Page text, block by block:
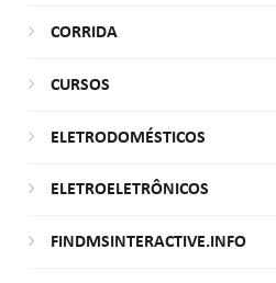
CORRIDA
CURSOS
ELETRODOMÉSTICOS
ELETROELETRÔNICOS
FINDMSINTERACTIVE.INFO